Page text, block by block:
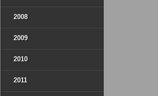
2008
2009
2010
2011